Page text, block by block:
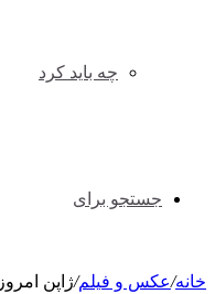
چه باید کرد
جستجو برای
خانه/عکس و فیلم/ژاپن امروز